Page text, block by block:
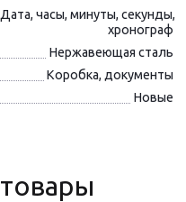
Дата, часы, минуты, секунды,
хронограф
Нержавеющая сталь
Коробка, документы
Новые